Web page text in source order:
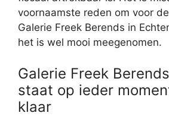
voornaamste reden om voor
Galerie Freek Berends in
het is wel mooi meegenomen.
Galerie Freek
staat op ieder
klaar